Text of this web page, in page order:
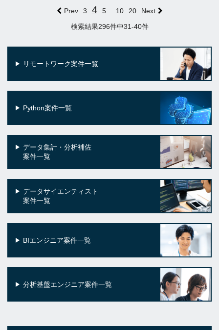
Prev 3 4 5 10 20 Next
検索結果296件中31-40件
リモートワーク案件一覧
Python案件一覧
データ集計・分析補佐
案件一覧
データサイエンティスト
案件一覧
BIエンジニア案件一覧
分析基盤エンジニア案件一覧